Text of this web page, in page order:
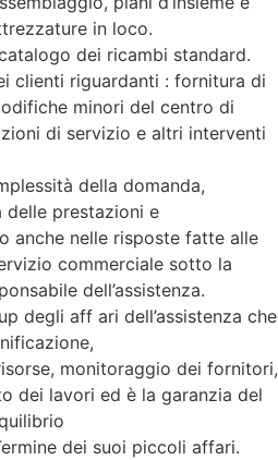
in loco.
dei ricambi standard.
clienti riguardanti : fornitura di
minori del centro di
di servizio e altri interventi
della domanda,
prestazioni e
anche nelle risposte fatte alle
commerciale sotto la
dell’assistenza.
degli aff ari dell’assistenza che
monitoraggio dei fornitori,
dei lavori ed è la garanzia del
dei suoi piccoli affari.